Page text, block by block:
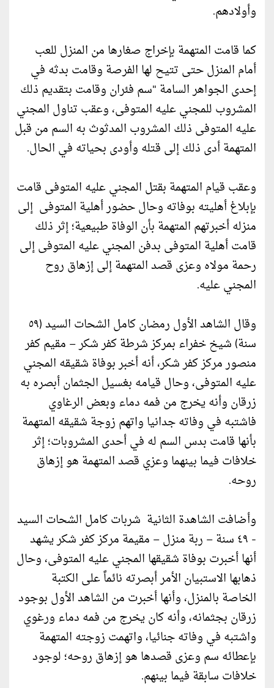
وأولادهم.
كما قامت المتهمة بإخراج صغارها من المنزل للعب
أمام المنزل حتى تتيح لها الفرصة وقامت بدثه في
إحدى الجواهر السامة "سم فئران وقامت بتقديم ذلك
المشروب للمجني عليه المتوفى، وعقب تناول المجني
عليه المتوفى ذلك المشروب المدثوث به السم من قبل
المتهمة أدى ذلك إلى قتله وأودى بحياته في الحال.
وعقب قيام المتهمة بقتل المجني عليه المتوفى قامت
بإبلاغ أهليته بوفاته وحال حضور أهلية المتوفى إلى
منزله أخبرتهم المتهمة بأن الوفاة طبيعية؛ إثر ذلك
قامت أهلية المتوفى بدفن المجني عليه المتوفى إلى
رحمة مولاه وعزى قصد المتهمة إلى إزهاق روح
المجني عليه.
وقال الشاهد الأول رمضان كامل الشحات السيد (٥٩
سنة) شيخ خفراء بمركز شرطة كفر شكر – مقيم كفر
منصور مركز كفر شكر، أنه أخبر بوفاة شقيقه المجني
عليه المتوفى، وحال قيامه بغسيل الجثمان أبصره به
زرقان وأنه يخرج من فمه دماء وبعض الرغاوي
فاشتبه في وفاته جدانيا واتهم زوجة شقيقه المتهمة
بأنها قامت بدس السم له في أحدى المشروبات؛ إثر
خلافات فيما بينهما وعزي قصد المتهمة هو إزهاق
روحه.
وأضافت الشاهدة الثانية شربات كامل الشحات السيد
- ٤٩ سنة – ربة منزل – مقيمة مركز كفر شكر يشهد
أنها أخبرت بوفاة شقيقها المجني عليه المتوفى، وحال
ذهابها الاستبيان الأمر أبصرته نائماً على الكتبة
الخاصة بالمنزل، وأنها أخبرت من الشاهد الأول بوجود
زرقان بجثمانه، وأنه كان يخرج من فمه دماء ورغوي
واشتبه في وفاته جنائيا، واتهمت زوجته المتهمة
بإعطائه سم وعزی قصدها هو إزهاق روحه؛ لوجود
خلافات سابقة فيما بينهم.